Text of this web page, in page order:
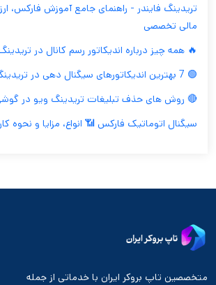
تریدینگ فایندر - راهنمای جامع آموزش فارکس،
مالی تخصصی
🔥 همه چیز درباره اندیکاتور رسم کانال در
🟢 7 بهترین اندیکاتورهای سیگنال دهی در تریدینگ ویو 🟢
🔴 روش های حذف تبلیغات تریدینگ ویو در
سیگنال اتوماتیک فارکس 📶 انواع، مزایا و نحوه کار
متخصصین تاپ بروکر ایران با خدماتی از جمله